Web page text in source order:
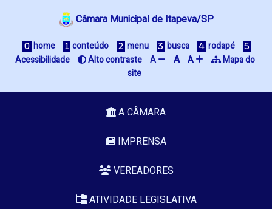
Câmara Municipal de Itapeva/SP
home conteúdo menu busca
rodapé
Acessibilidade
Alto contraste A A A
Mapa do
site
A CÂMARA
IMPRENSA
VEREADORES
ATIVIDADE LEGISLATIVA